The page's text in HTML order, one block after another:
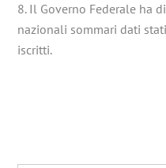
8. Il Governo Federale ha
nazionali sommari dati
iscritti.